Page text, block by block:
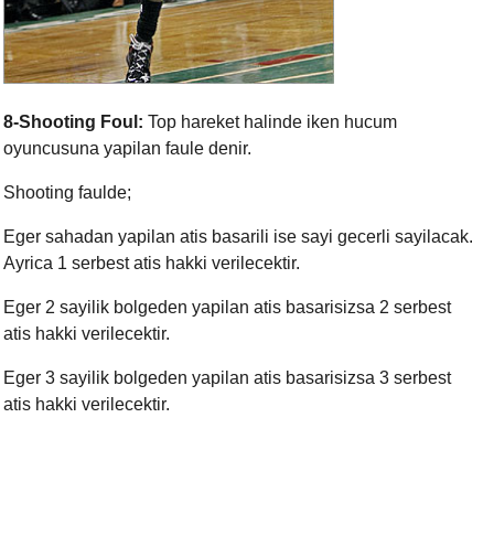
8-Shooting Foul: Top hareket halinde iken hucum
oyuncusuna yapilan faule denir.
Shooting faulde;
Eger sahadan yapilan atis basarili ise sayi gecerli sayilacak.
Ayrica 1 serbest atis hakki verilecektir.
Eger 2 sayilik bolgeden yapilan atis basarisizsa 2 serbest
atis hakki verilecektir.
Eger 3 sayilik bolgeden yapilan atis basarisizsa 3 serbest
atis hakki verilecektir.